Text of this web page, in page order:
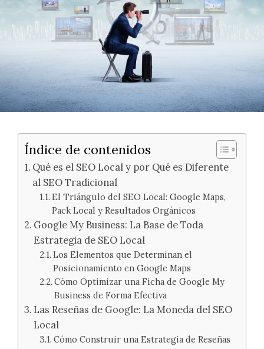
Índice de contenidos
Qué es el SEO Local y por Qué es Diferente
al SEO Tradicional
El Triángulo del SEO Local: Google Maps,
Pack Local y Resultados Orgánicos
Google My Business: La Base de Toda
Estrategia de SEO Local
Los Elementos que Determinan el
Posicionamiento en Google Maps
Cómo Optimizar una Ficha de Google My
Business de Forma Efectiva
Las Reseñas de Google: La Moneda del SEO
Local
Cómo Construir una Estrategia de Reseñas